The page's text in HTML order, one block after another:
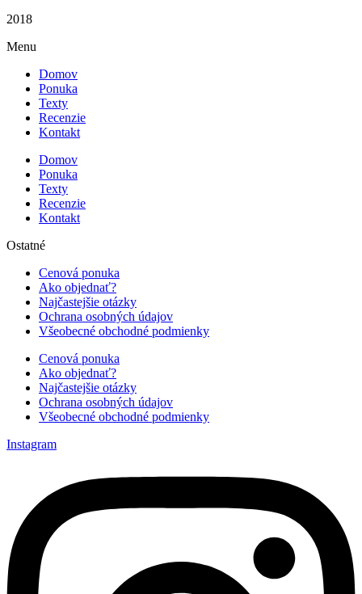
2018
Menu
Domov
Ponuka
Texty
Recenzie
Kontakt
Domov
Ponuka
Texty
Recenzie
Kontakt
Ostatné
Cenová ponuka
Ako objednať?
Najčastejšie otázky
Ochrana osobných údajov
Všeobecné obchodné podmienky
Cenová ponuka
Ako objednať?
Najčastejšie otázky
Ochrana osobných údajov
Všeobecné obchodné podmienky
Instagram